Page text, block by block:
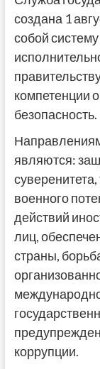
создана 1
собой
компетенции
безопасность.
являются:
военного
действий
лиц,
страны,
коррупции.